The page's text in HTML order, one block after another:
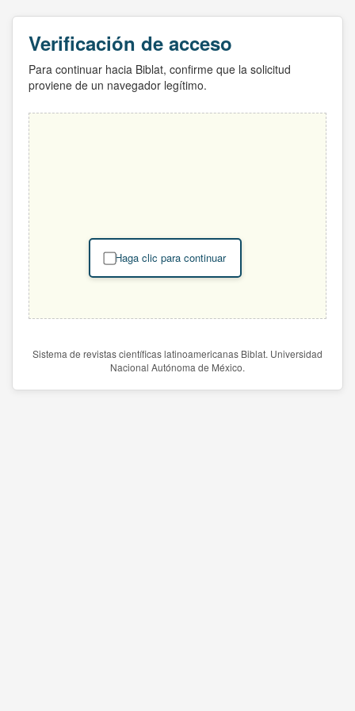
Verificación de acceso
Para continuar hacia Biblat, confirme que la solicitud
proviene de un navegador legítimo.
Haga clic para continuar
Sistema de revistas científicas latinoamericanas Biblat. Universidad
Nacional Autónoma de México.